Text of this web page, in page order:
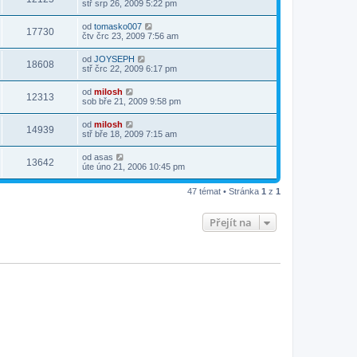
stř srp 26, 2009 5:22 pm
17730 od tomasko007
čtv črc 23, 2009 7:56 am
18608 od JOYSEPH
stř črc 22, 2009 6:17 pm
12313 od milosh
sob bře 21, 2009 9:58 pm
14939 od milosh
stř bře 18, 2009 7:15 am
13642 od asas
úte úno 21, 2006 10:45 pm
47 témat • Stránka 1 z 1
Přejít na